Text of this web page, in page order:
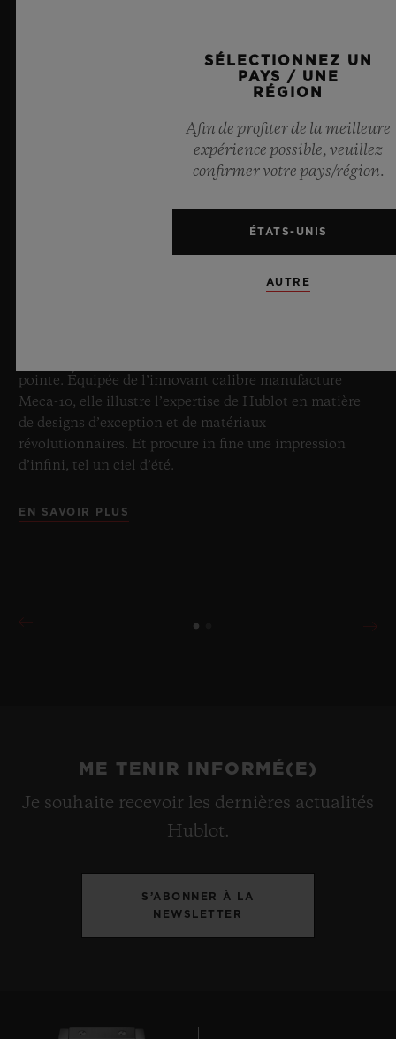
BIG BANG SAPPHIRE SKY BLUE
8 juillet 2026, Nyon, Suisse – En tant que Maître
incontesté du saphir, Hublot repousse une fois de plus
les limites de l’horlogerie avec la nouvelle Big Bang
pointe. Équipée de l’innovant calibre manufacture
Meca-10, elle illustre l’expertise de Hublot en matière
de designs d’exception et de matériaux
révolutionnaires. Et procure in fine une impression
d’infini, tel un ciel d’été.
EN SAVOIR PLUS
ME TENIR INFORMÉ(E)
Je souhaite recevoir les dernières actualités
Hublot.
S’ABONNER À LA
NEWSLETTER
SÉLECTIONNEZ UN
PAYS / UNE
RÉGION
Afin de profiter de la meilleure
expérience possible, veuillez
confirmer votre pays/région.
ÉTATS-UNIS
AUTRE